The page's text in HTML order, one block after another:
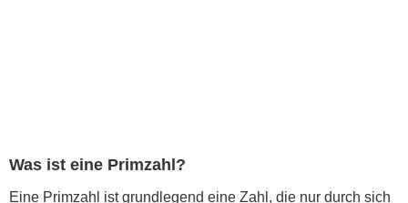
Was ist eine Primzahl?
Eine Primzahl ist grundlegend eine Zahl, die nur durch sich